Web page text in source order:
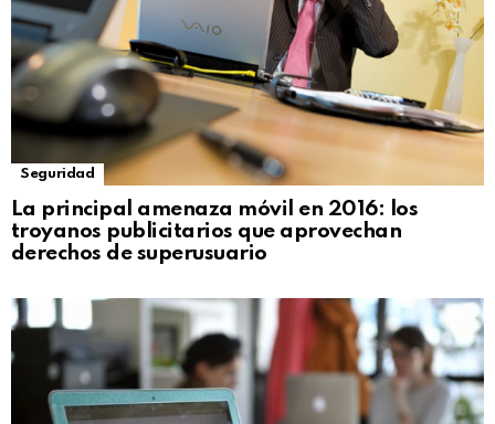
Seguridad
La principal amenaza móvil en 2016: los
troyanos publicitarios que aprovechan
derechos de superusuario